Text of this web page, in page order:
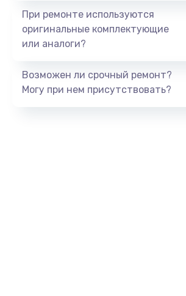
При ремонте используются
оригинальные комплектующие
или аналоги?
Возможен ли срочный ремонт?
Могу при нем присутствовать?